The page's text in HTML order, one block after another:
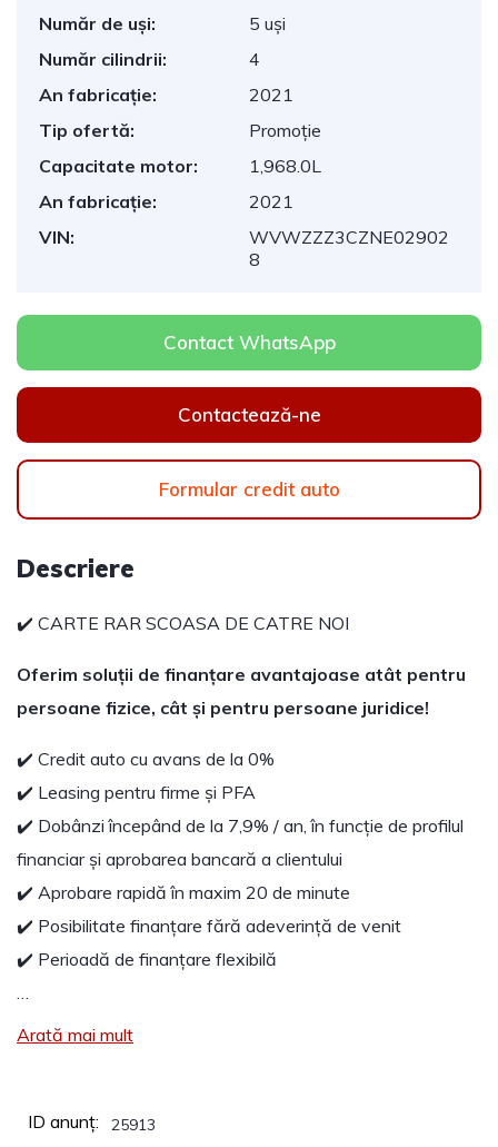
Număr de uși:
5 uși
Număr cilindrii:
4
An fabricație:
2021
Tip ofertă:
Promoție
Capacitate motor:
1,968.0L
An fabricație:
2021
VIN:
WVWZZZ3CZNE02902
8
Contact WhatsApp
Contactează-ne
Formular credit auto
Descriere
✔️ CARTE RAR SCOASA DE CATRE NOI
Oferim soluții de finanțare avantajoase atât pentru
persoane fizice, cât și pentru persoane juridice!
✔️ Credit auto cu avans de la 0%
✔️ Leasing pentru firme și PFA
✔️ Dobânzi începând de la 7,9% / an, în funcție de profilul
financiar și aprobarea bancară a clientului
✔️ Aprobare rapidă în maxim 20 de minute
✔️ Posibilitate finanțare fără adeverință de venit
✔️ Perioadă de finanțare flexibilă
…
Arată mai mult
ID anunț: 25913